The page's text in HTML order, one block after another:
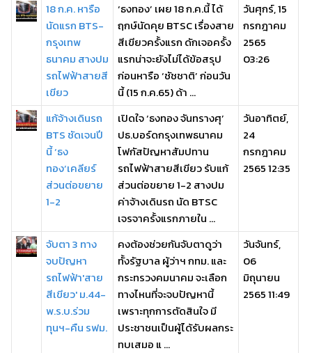
18 ก.ค. หารือ
นัดแรก BTS-
กรุงเทพ
ธนาคม สางปม
รถไฟฟ้าสายสี
เขียว
‘ธงทอง’ เผย 18 ก.ค.นี้ ได้
ฤกษ์นัดคุย BTSC เรื่องสาย
สีเขียวครั้งแรก ดักเจอครั้ง
แรกน่าจะยังไม่ได้ข้อสรุป
ก่อนหารือ ‘ชัชชาติ’ ก่อนวัน
นี้ (15 ก.ค.65) ด้า ...
วันศุกร์, 15
กรกฎาคม
2565
03:26
แก้จ้างเดินรถ
BTS ชัดเจนปี
นี้ ‘ธง
ทอง’เคลียร์
ส่วนต่อขยาย
1-2
เปิดใจ ‘ธงทอง จันทรางศุ’
ปธ.บอร์ดกรุงเทพธนาคม
โฟกัสปัญหาสัมปทาน
รถไฟฟ้าสายสีเขียว รับแก้
ส่วนต่อขยาย 1-2 สางปม
ค่าจ้างเดินรถ นัด BTSC
เจรจาครั้งแรกภายใน ...
วันอาทิตย์,
24
กรกฎาคม
2565 12:35
จับตา 3 ทาง
จบปัญหา
รถไฟฟ้า'สาย
สีเขียว' ม.44-
พ.ร.บ.ร่วม
ทุนฯ-คืน รฟม.
คงต้องช่วยกันจับตาดูว่า
ทั้งรัฐบาล ผู้ว่าฯ กทม. และ
กระทรวงคมนาคม จะเลือก
ทางไหนที่จะจบปัญหานี้
เพราะทุกการตัดสินใจ มี
ประชาชนเป็นผู้ได้รับผลกระ
ทบเสมอ แ ...
วันจันทร์,
06
มิถุนายน
2565 11:49